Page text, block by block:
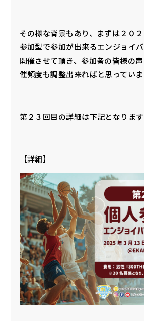
その様な背景もあり、まずは２０
参加型で参加が出来るエンジョイ
開催させて頂き、参加者の皆様の
催頻度も調整出来ればと思っていま
第２３回目の詳細は下記となります
【詳細】